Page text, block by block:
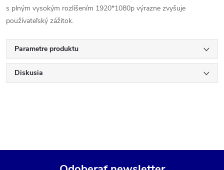
s plným vysokým rozlíšením 1920*1080p výrazne zvyšuje
používateľský zážitok.
Parametre produktu
Diskusia